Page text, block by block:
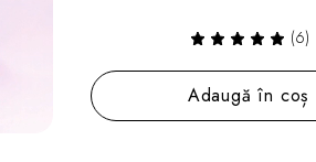
(6)
Adaugă în coș